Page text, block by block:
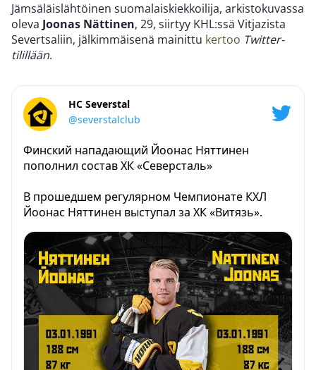
Jämsäläislähtöinen suomalaiskiekkoilija, arkistokuvassa
oleva Joonas Nättinen, 29, siirtyy KHL:ssä Vitjazista
Severtsaliin, jälkimmäisenä mainittu kertoo Twitter-
tilillään.
HC Severstal
@severstalclub
Финский нападающий Йоонас Няттинен
пополнил состав ХК «Северсталь»
В прошедшем регулярном Чемпионате КХЛ
Йоонас Няттинен выступал за ХК «Витязь».